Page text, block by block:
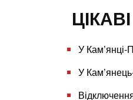
У Кам’янці-
У